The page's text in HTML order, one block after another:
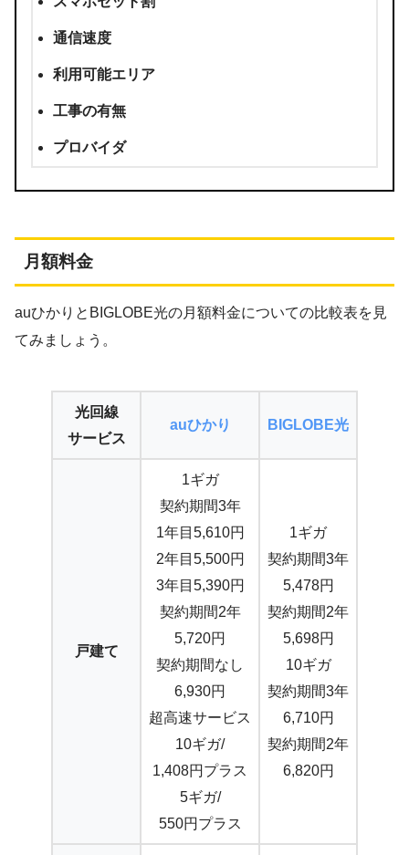
通信速度
利用可能エリア
工事の有無
プロバイダ
月額料金
auひかりとBIGLOBE光の月額料金についての比較表を見
てみましょう。
光回線
サービス
auひかり BIGLOBE光
戸建て
1ギガ
契約期間3年
1年目5,610円
2年目5,500円
3年目5,390円
契約期間2年
5,720円
契約期間なし
6,930円
超高速サービス
10ギガ/
1,408円プラス
5ギガ/
550円プラス
1ギガ
契約期間3年
5,478円
契約期間2年
5,698円
10ギガ
契約期間3年
6,710円
契約期間2年
6,820円